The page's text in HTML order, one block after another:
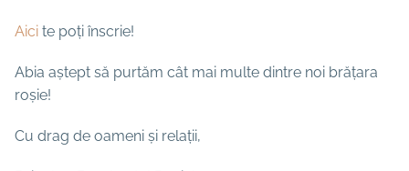
Aici te poți înscrie!
Abia aștept să purtăm cât mai multe dintre noi brățara
roșie!
Cu drag de oameni și relații,